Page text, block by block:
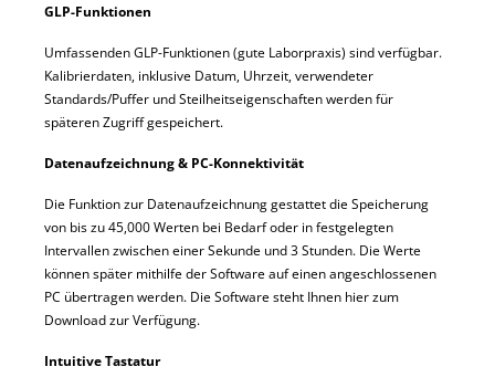
GLP-Funktionen
Umfassenden GLP-Funktionen (gute Laborpraxis) sind verfügbar.
Kalibrierdaten, inklusive Datum, Uhrzeit, verwendeter
Standards/Puffer und Steilheitseigenschaften werden für
späteren Zugriff gespeichert.
Datenaufzeichnung & PC-Konnektivität
Die Funktion zur Datenaufzeichnung gestattet die Speicherung
von bis zu 45,000 Werten bei Bedarf oder in festgelegten
Intervallen zwischen einer Sekunde und 3 Stunden. Die Werte
können später mithilfe der Software auf einen angeschlossenen
PC übertragen werden. Die Software steht Ihnen hier zum
Download zur Verfügung.
Intuitive Tastatur